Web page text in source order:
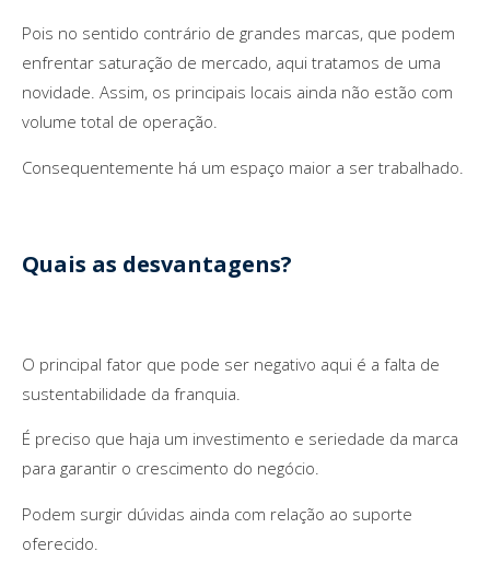
Pois no sentido contrário de grandes marcas, que podem
enfrentar saturação de mercado, aqui tratamos de uma
novidade. Assim, os principais locais ainda não estão com
volume total de operação.
Consequentemente há um espaço maior a ser trabalhado.
Quais as desvantagens?
O principal fator que pode ser negativo aqui é a falta de
sustentabilidade da franquia.
É preciso que haja um investimento e seriedade da marca
para garantir o crescimento do negócio.
Podem surgir dúvidas ainda com relação ao suporte
oferecido.